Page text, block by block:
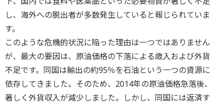
し、海外への脱出者が多数発生していると報じられていま
す。
このような危機的状況に陥った理由は一つではありません
が、最大の要因は、原油価格の下落による歳入および外貨
不足です。同国は輸出の約95％を石油という一つの資源に
依存してきました。そのため、2014年の原油価格急落後、
著しく外貨収入が減少しました。しかし、同国には返済す